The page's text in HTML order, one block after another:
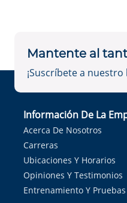
Mantente al
¡Suscríbete a
Información De La
Acerca De Nosotros
Carreras
Ubicaciones Y Horarios
Opiniones Y Testimonios
Entrenamiento Y Pruebas